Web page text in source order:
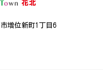
増位新町1丁目6